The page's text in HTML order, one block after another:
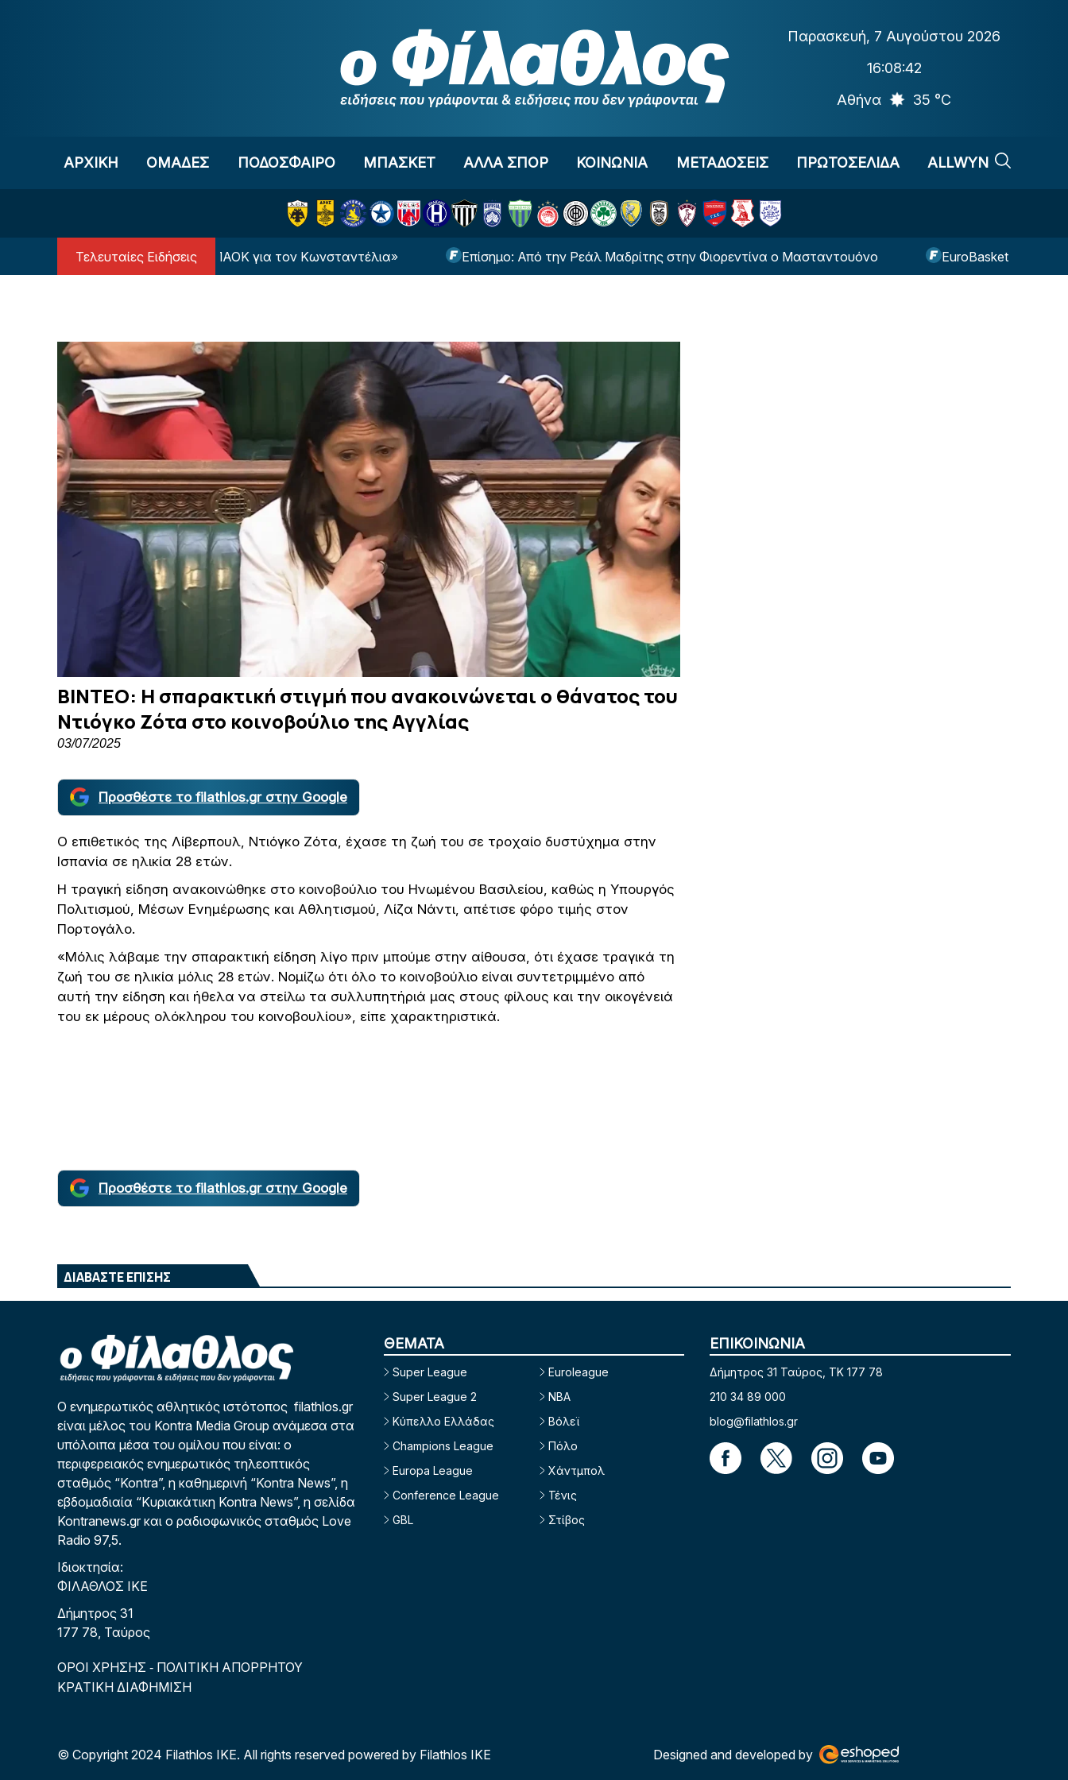
Παρασκευή, 7 Αυγούστου 2026
16:08:43
Αθήνα
35 °C
ΑΡΧΙΚΗ OΜΑΔΕΣ ΠΟΔΟΣΦΑΙΡΟ ΜΠΑΣΚΕΤ ΑΛΛΑ ΣΠΟΡ ΚΟΙΝΩΝΙΑ ΜΕΤΑΔΟΣΕΙΣ ΠΡΩΤΟΣΕΛΙΔΑ ALLWYN
Τελευταίες Ειδήσεις
της Γαλατά στον ΠΑΟΚ για τον Κωνσταντέλια» Επίσημο: Από την Ρεάλ Μαδρίτης στην Φιορεντίνα ο Μασταντουόνο EuroBasket U16: Ήττα στην
ΒΙΝΤΕΟ: Η σπαρακτική στιγμή που ανακοινώνεται ο θάνατος του
Ντιόγκο Ζότα στο κοινοβούλιο της Αγγλίας
03/07/2025
Προσθέστε το filathlos.gr στην Google
Ο επιθετικός της Λίβερπουλ, Ντιόγκο Ζότα, έχασε τη ζωή του σε τροχαίο δυστύχημα στην
Ισπανία σε ηλικία 28 ετών.
Η τραγική είδηση ανακοινώθηκε στο κοινοβούλιο του Ηνωμένου Βασιλείου, καθώς η Υπουργός
Πολιτισμού, Μέσων Ενημέρωσης και Αθλητισμού, Λίζα Νάντι, απέτισε φόρο τιμής στον
Πορτογάλο.
«Μόλις λάβαμε την σπαρακτική είδηση ​​λίγο πριν μπούμε στην αίθουσα, ότι έχασε τραγικά τη
ζωή του σε ηλικία μόλις 28 ετών. Νομίζω ότι όλο το κοινοβούλιο είναι συντετριμμένο από
αυτή την είδηση ​​και ήθελα να στείλω τα συλλυπητήριά μας στους φίλους και την οικογένειά
του εκ μέρους ολόκληρου του κοινοβουλίου», είπε χαρακτηριστικά.
Προσθέστε το filathlos.gr στην Google
ΔΙΑΒΑΣΤΕ ΕΠΙΣΗΣ
Ο ενημερωτικός αθλητικός ιστότοπος filathlos.gr
είναι μέλος του Kontra Media Group ανάμεσα στα
υπόλοιπα μέσα του ομίλου που είναι: ο
περιφερειακός ενημερωτικός τηλεοπτικός
σταθμός “Kontra”, η καθημερινή “Kontra News”, η
εβδομαδιαία “Κυριακάτικη Kontra News”, η σελίδα
Kontranews.gr και ο ραδιοφωνικός σταθμός Love
Radio 97,5.
Ιδιοκτησία:
ΦΙΛΑΘΛΟΣ ΙΚΕ
Δήμητρος 31
177 78, Ταύρος
ΟΡΟΙ ΧΡΗΣΗΣ - ΠΟΛΙΤΙΚΗ ΑΠΟΡΡΗΤΟΥ
ΚΡΑΤΙΚΗ ΔΙΑΦΗΜΙΣΗ
ΘΕΜΑΤΑ
Super League
Super League 2
Κύπελλο Ελλάδας
Champions League
Europa League
Conference League
GBL
Euroleague
NBA
Βόλεϊ
Πόλο
Χάντμπολ
Τένις
Στίβος
ΕΠΙΚΟΙΝΩΝΙΑ
Δήμητρος 31 Ταύρος, TK 177 78
210 34 89 000
blog@filathlos.gr
© Copyright 2024 Filathlos ΙΚΕ. All rights reserved powered by Filathlos ΙΚΕ Designed and developed by